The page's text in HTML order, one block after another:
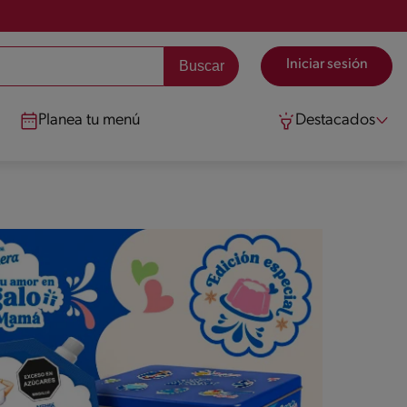
Iniciar sesión
Planea tu menú Destacados